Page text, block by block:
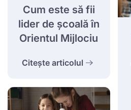
Cum este să fii
lider de școală în
Orientul Mijlociu
Citește articolul